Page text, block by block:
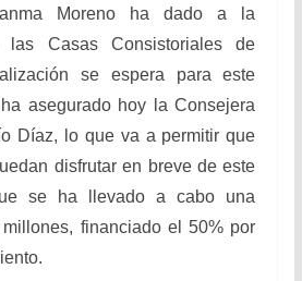
Moreno ha dado a la
las Casas Consistoriales de
se espera para este
asegurado hoy la Consejera
Díaz, lo que va a permitir que
disfrutar en breve de este
se ha llevado a cabo una
financiado el 50% por